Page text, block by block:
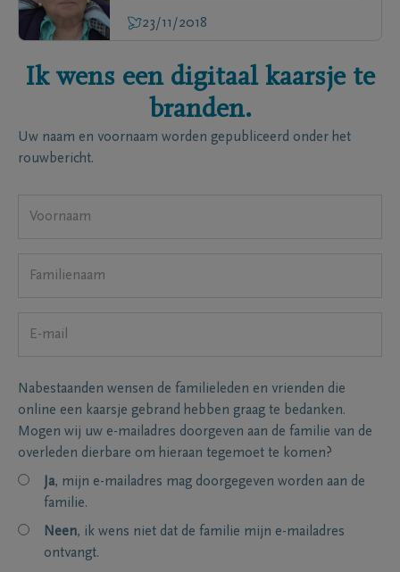
23/11/2018
Ik wens een digitaal kaarsje te
branden.
Uw naam en voornaam worden gepubliceerd onder het
rouwbericht.
Nabestaanden wensen de familieleden en vrienden die
online een kaarsje gebrand hebben graag te bedanken.
Mogen wij uw e-mailadres doorgeven aan de familie van de
overleden dierbare om hieraan tegemoet te komen?
Ja, mijn e-mailadres mag doorgegeven worden aan de
familie.
Neen, ik wens niet dat de familie mijn e-mailadres
ontvangt.